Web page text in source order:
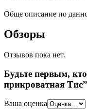
Обще описание по
Обзоры
Отзывов пока нет.
Будьте первым,
прикроватная Тис”
Ваша оценка